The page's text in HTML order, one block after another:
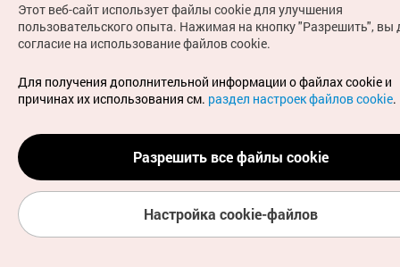
(с) Национальная организация туризма Кореи Все
права защищены
Для извещения об ошибках и проблемах, связанных с
работой веб-сайта, направляйте ваши запросы на
официальный адрес электронной почты
russian@knto.or.kr
Этот веб-сайт использует файлы cookie для улучшения
пользовательского опыта. Нажимая на кнопку "Разрешить", вы
согласие на использование файлов cookie.
Для получения дополнительной информации о файлах cookie и
причинах их использования см. раздел настроек файлов cookie.
Разрешить все файлы cookie
Настройка cookie-файлов